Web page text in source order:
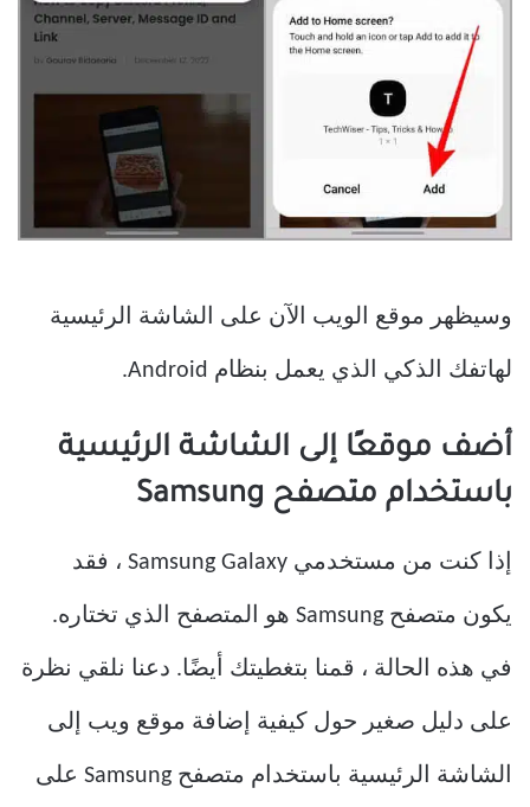
وسيظهر موقع الويب الآن على الشاشة الرئيسية
لهاتفك الذكي الذي يعمل بنظام Android.
أضف موقعًا إلى الشاشة الرئيسية
باستخدام متصفح Samsung
إذا كنت من مستخدمي Samsung Galaxy ، فقد
يكون متصفح Samsung هو المتصفح الذي تختاره.
في هذه الحالة ، قمنا بتغطيتك أيضًا. دعنا نلقي نظرة
على دليل صغير حول كيفية إضافة موقع ويب إلى
الشاشة الرئيسية باستخدام متصفح Samsung على